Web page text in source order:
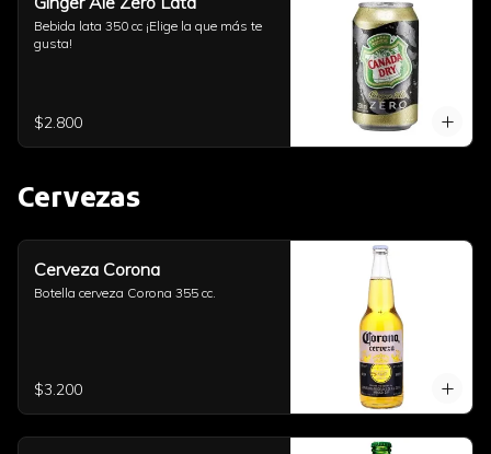
Bebida lata 350 cc ¡Elige la que más te
gusta!
$2.800
Cervezas
Cerveza Corona
Botella cerveza Corona 355 cc.
$3.200